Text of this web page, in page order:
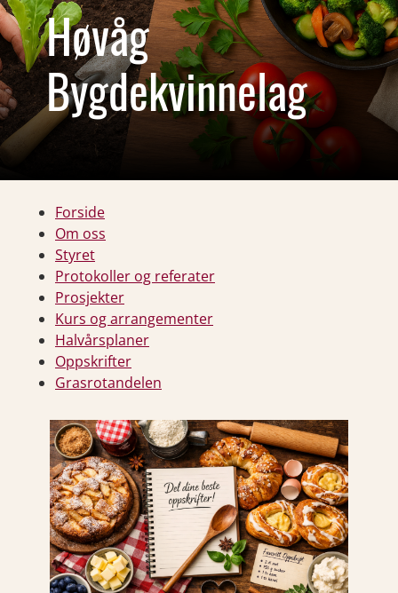
Høvåg
Bygdekvinnelag
Forside
Om oss
Styret
Protokoller og referater
Prosjekter
Kurs og arrangementer
Halvårsplaner
Oppskrifter
Grasrotandelen